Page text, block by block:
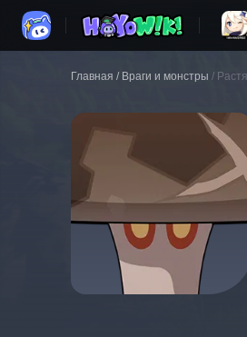
Главная / Враги и монстры /